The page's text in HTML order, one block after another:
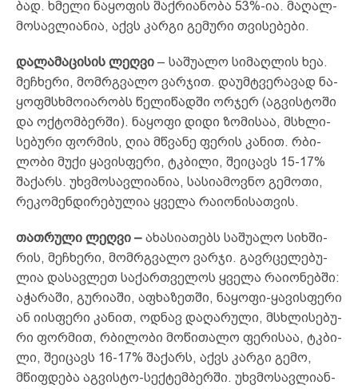
ბად. ხმე­­ლი ნა­ყო­ფის შაქ­რი­ან­ო­ბა 53%-ია. მა­ღალ­
მო­სავ­ლი­ან­ია, აქვს კარ­გი გე­მური თვისებები.
და­ლა­მა­ცისის ლეღ­ვი – სა­შუ­ა­ლო სი­მაღ­ლის ხეა.
მეჩ­ხე­რი, მომრ­გვა­ლო ვარ­ჯით. და­უმ­ტვერა­ვად ნა­
ყოფმ­სხმო­ი­არ­ობს წე­ლი­წად­ში ორ­ჯერ (აგ­ვის­ტო­ში
და ოქ­ტომ­ბერ­ში). ნა­ყო­ფი დი­დი ზო­მი­საა, მსხლი­
სე­ბუ­რი ფორ­მის, ღია მწვა­ნე ფე­რის კა­ნით. რბი­
ლო­ბი მუ­ქი ყა­ვის­ფე­რი, ტკბი­ლი, შე­იც­ავს 15-17%
შაქარს. უხ­ვმო­სავ­ლი­ან­ია, სა­სი­ამ­ოვ­ნო გე­მო­თი,
რე­კო­მენ­დი­რე­ბუ­ლია ყვე­ლა რა­ი­ონ­ის­ათ­ვის.
თათ­რუ­ლი ლეღ­ვი – ახ­ას­ი­ათ­ებს სა­შუ­ა­ლო სიხ­ში­
რის, მეჩ­­ხე­რი, მომრ­გვა­ლო ვარ­ჯი. გავრ­ცე­ლე­ბუ­
ლია და­სავ­ლეთ სა­ქარ­თვე­ლოს ყვე­ლა რა­ი­ონ­ებ­ში:
აჭ­არ­ა­ში, გუ­რი­ა­ში, აფ­ხა­ზეთ­ში, ნა­ყო­ფი-ყა­ვის­ფე­რი
ან იის­ფე­რი კა­ნით, ოდ­ნავ და­ღა­რუ­ლი, მსხლი­სე­ბუ­
რი ფორ­მით, რბი­ლო­ბი მო­წი­თა­ლო ფე­რი­საა, ტკბი­
ლი, შე­იც­ავს 16-17% შა­ქარს, აქვს კარ­გი გე­მო,
მწიფ­დე­ბა აგ­ვის­ტო-სექ­ტემ­ბერ­ში. უხ­ვმო­სავ­ლი­ან­